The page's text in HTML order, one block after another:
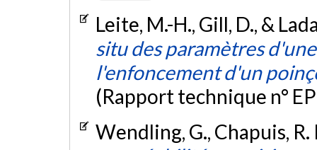
Leite, M.-H., Gill, D., &
situ des paramètres
l'enfoncement d'un
(Rapport technique n°
Wendling, G., Chapuis, R.